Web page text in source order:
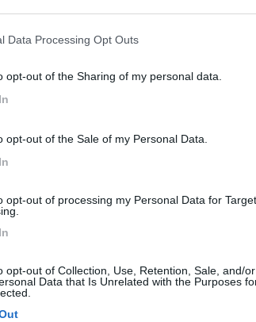
Data Processing Opt Outs
opt-out of the Sharing of my personal data.
opt-out of the Sale of my Personal Data.
opt-out of processing my Personal Data for
opt-out of Collection, Use, Retention, Sale, and/
Data that Is Unrelated with the Purposes
Fassa a 50 m dal centro paese e a poca
Greva, 39
Posizione
nei boschi bavaresi e a 1,8 dal centro, il
- 10.3km
Posizione